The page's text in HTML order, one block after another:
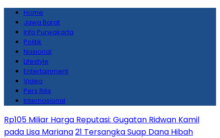
Home
Jawa Barat
Info Purwakarta
Politik
Nasional
Lifestyle
Entertainment
Video
Pers Rilis
Internasional
Rp105 Miliar Harga Reputasi: Gugatan Ridwan Kamil
pada Lisa Mariana21 Tersangka Suap Dana Hibah